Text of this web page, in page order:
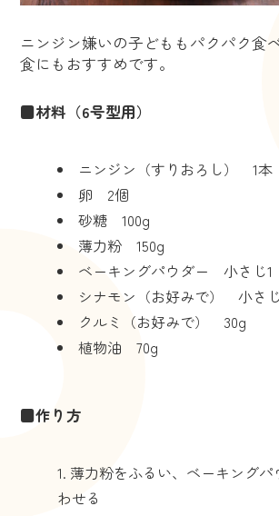
ニンジン嫌いの子どももパクパク食
食にもおすすめです。
■材料（6号型用）
ニンジン（すりおろし） 1本
卵 2個
砂糖 100g
薄力粉 150g
ベーキングパウダー 小さじ1
シナモン（お好みで） 小さ
クルミ（お好みで） 30g
植物油 70g
■作り方
薄力粉をふるい、ベーキングパ
わせる